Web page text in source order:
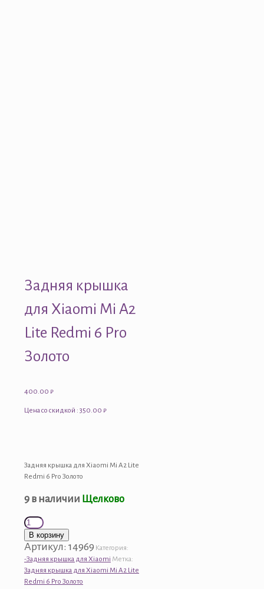
Задняя крышка
для Xiaomi Mi A2
Lite Redmi 6 Pro
Золото
400.00 ₽
Цена со скидкой : 350.00 ₽
Задняя крышка для Xiaomi Mi A2 Lite
Redmi 6 Pro Золото
9 в наличии Щелково
Количество
товара
Задняя
крышка
для
Xiaomi
В корзину
Артикул: 14969 Категория:
-Задняя крышка для Xiaomi Метка:
Задняя крышка для Xiaomi Mi A2 Lite
Redmi 6 Pro Золото